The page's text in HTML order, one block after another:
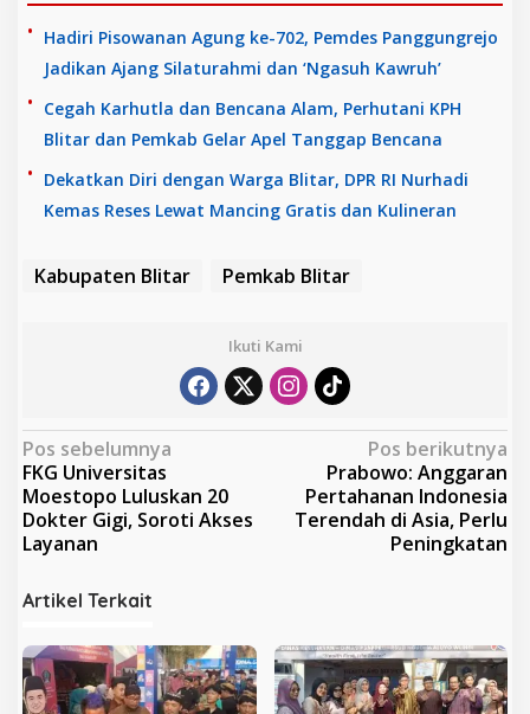
Hadiri Pisowanan Agung ke-702, Pemdes Panggungrejo
Jadikan Ajang Silaturahmi dan ‘Ngasuh Kawruh’
Cegah Karhutla dan Bencana Alam, Perhutani KPH
Blitar dan Pemkab Gelar Apel Tanggap Bencana
Dekatkan Diri dengan Warga Blitar, DPR RI Nurhadi
Kemas Reses Lewat Mancing Gratis dan Kulineran
Kabupaten Blitar Pemkab Blitar
Ikuti Kami
N
a
v
i
g
a
s
i
Pos sebelumnya
FKG Universitas
Moestopo Luluskan 20
Dokter Gigi, Soroti Akses
Layanan
Pos berikutnya
Prabowo: Anggaran
Pertahanan Indonesia
Terendah di Asia, Perlu
Peningkatan
Artikel Terkait